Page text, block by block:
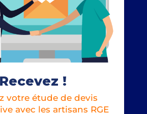
Recevez !
votre étude de devis
avec les artisans RGE